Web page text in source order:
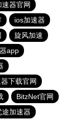
速器官网
ios加速器
旋风加速
app
下载官网
BitzNet官网
途加速器